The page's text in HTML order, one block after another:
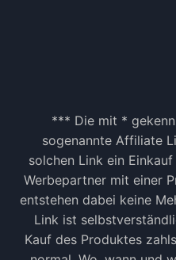
*** Die mit *
sogenannte Affiliate
solchen Link ein
Werbepartner mit einer
entstehen dabei keine
Link ist
Kauf des Produktes